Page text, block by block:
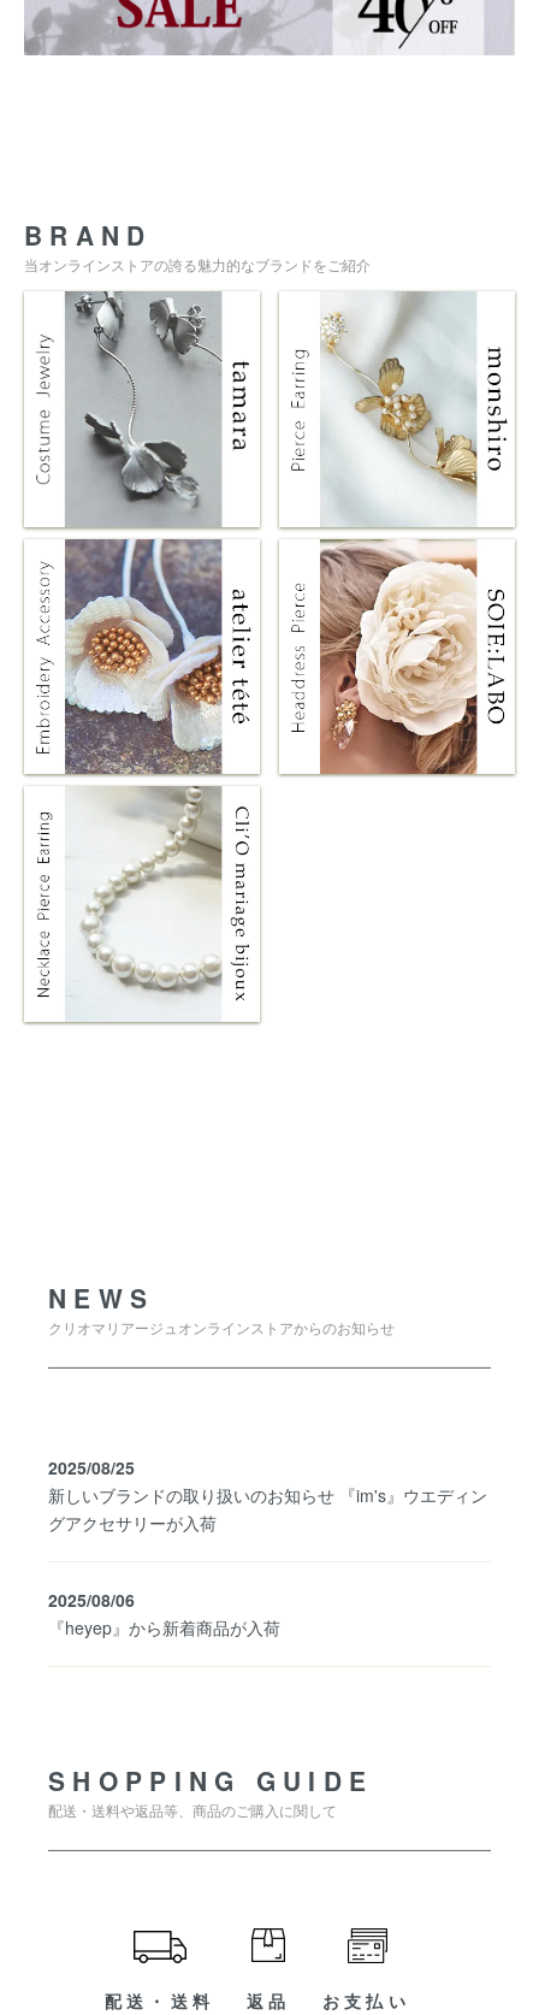
BRAND
当オンラインストアの誇る魅力的なブランドをご紹介
NEWS
クリオマリアージュオンラインストアからのお知らせ
2025/08/25
新しいブランドの取り扱いのお知らせ 『im's』ウエディン
グアクセサリーが入荷
2025/08/06
『heyep』から新着商品が入荷
SHOPPING GUIDE
配送・送料や返品等、商品のご購入に関して
配送・送料 返品 お支払い